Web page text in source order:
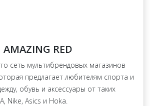
AMAZING RED
сеть мультибрендовых магазинов
предлагает любителям спорта и
обувь и аксессуары от таких
Nike, Asics и Hoka.